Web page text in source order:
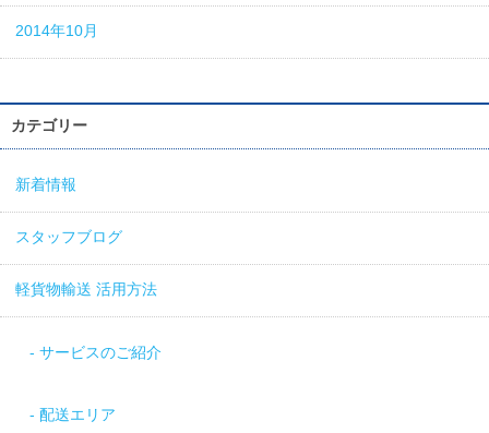
2014年10月
カテゴリー
新着情報
スタッフブログ
軽貨物輸送 活用方法
サービスのご紹介
配送エリア